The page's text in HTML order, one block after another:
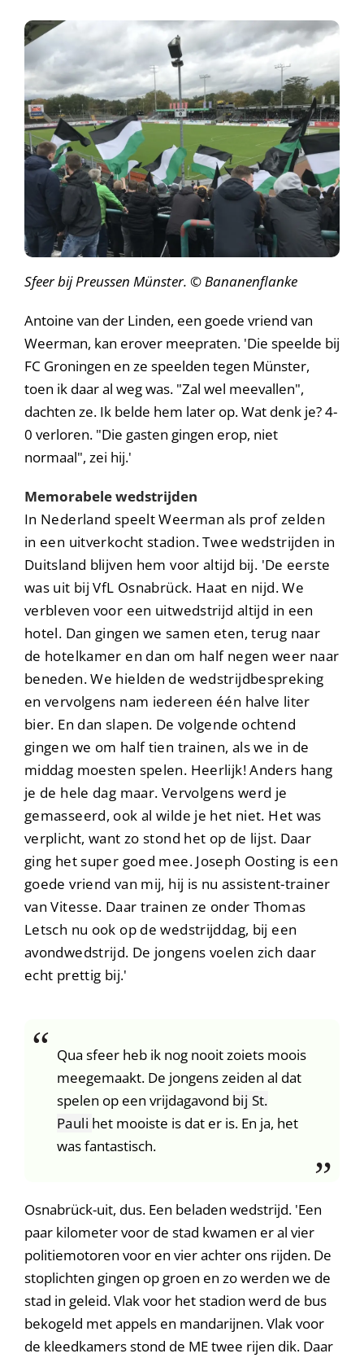
Sfeer bij Preussen Münster. © Bananenflanke
Antoine van der Linden, een goede vriend van
Weerman, kan erover meepraten. 'Die speelde bij
FC Groningen en ze speelden tegen Münster,
toen ik daar al weg was. "Zal wel meevallen",
dachten ze. Ik belde hem later op. Wat denk je? 4-
0 verloren. "Die gasten gingen erop, niet
normaal", zei hij.'
Memorabele wedstrijden
In Nederland speelt Weerman als prof zelden
in een uitverkocht stadion. Twee wedstrijden in
Duitsland blijven hem voor altijd bij. 'De eerste
was uit bij VfL Osnabrück. Haat en nijd. We
verbleven voor een uitwedstrijd altijd in een
hotel. Dan gingen we samen eten, terug naar
de hotelkamer en dan om half negen weer naar
beneden. We hielden de wedstrijdbespreking
en vervolgens nam iedereen één halve liter
bier. En dan slapen. De volgende ochtend
gingen we om half tien trainen, als we in de
middag moesten spelen. Heerlijk! Anders hang
je de hele dag maar. Vervolgens werd je
gemasseerd, ook al wilde je het niet. Het was
verplicht, want zo stond het op de lijst. Daar
ging het super goed mee. Joseph Oosting is een
goede vriend van mij, hij is nu assistent-trainer
van Vitesse. Daar trainen ze onder Thomas
Letsch nu ook op de wedstrijddag, bij een
avondwedstrijd. De jongens voelen zich daar
echt prettig bij.'
Qua sfeer heb ik nog nooit zoiets moois
meegemaakt. De jongens zeiden al dat
spelen op een vrijdagavond bij St.
Pauli het mooiste is dat er is. En ja, het
was fantastisch.
Osnabrück-uit, dus. Een beladen wedstrijd. 'Een
paar kilometer voor de stad kwamen er al vier
politiemotoren voor en vier achter ons rijden. De
stoplichten gingen op groen en zo werden we de
stad in geleid. Vlak voor het stadion werd de bus
bekogeld met appels en mandarijnen. Vlak voor
de kleedkamers stond de ME twee rijen dik. Daar